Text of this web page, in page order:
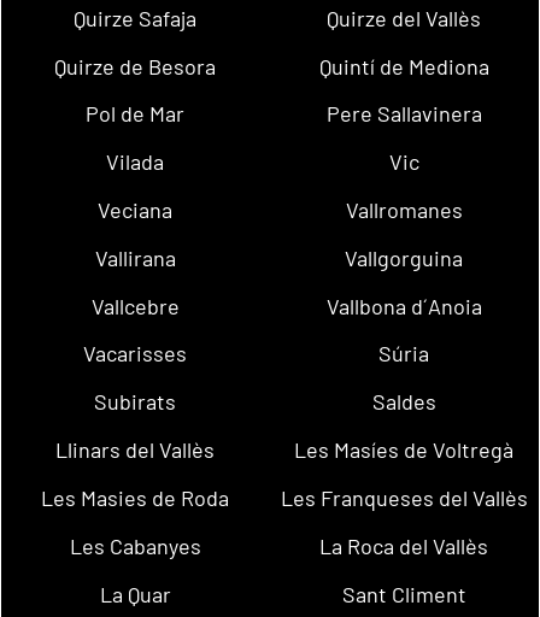
Quirze Safaja
Quirze del Vallès
Quirze de Besora
Quintí de Mediona
Pol de Mar
Pere Sallavinera
Vilada
Vic
Veciana
Vallromanes
Vallirana
Vallgorguina
Vallcebre
Vallbona d´Anoia
Vacarisses
Súria
Subirats
Saldes
Llinars del Vallès
Les Masíes de Voltregà
Les Masies de Roda
Les Franqueses del Vallès
Les Cabanyes
La Roca del Vallès
La Quar
Sant Climent